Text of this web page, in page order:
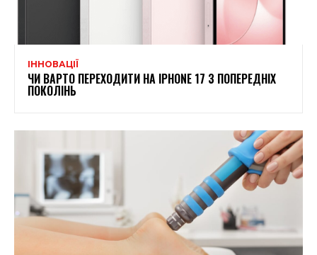
ІННОВАЦІЇ
ЧИ ВАРТО ПЕРЕХОДИТИ НА IPHONE 17 З ПОПЕРЕДНІХ
ПОКОЛІНЬ